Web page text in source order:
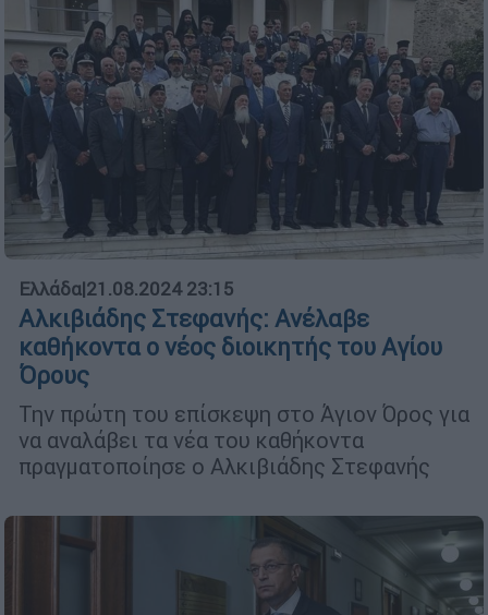
Ελλάδα|21.08.2024 23:15
Αλκιβιάδης Στεφανής: Ανέλαβε
καθήκοντα ο νέος διοικητής του Αγίου
Όρους
Την πρώτη του επίσκεψη στο Άγιον Όρος για
να αναλάβει τα νέα του καθήκοντα
πραγματοποίησε ο Αλκιβιάδης Στεφανής